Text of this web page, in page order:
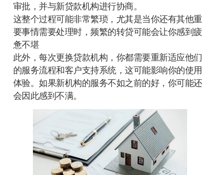
审批，并与新贷款机构进行协商。
这整个过程可能非常繁琐，尤其是当你还有其他重
要事情需要处理时，频繁的转贷可能会让你感到疲
惫不堪
此外，每次更换贷款机构，你都需要重新适应他们
的服务流程和客户支持系统，这可能影响你的使用
体验。如果新机构的服务不如之前的好，你可能还
会因此感到不满。